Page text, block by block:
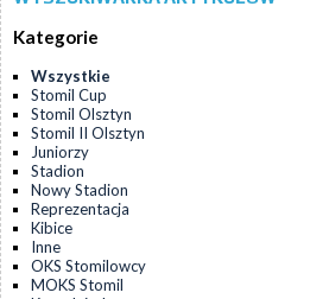
Kategorie
Wszystkie
Stomil Cup
Stomil Olsztyn
Stomil II Olsztyn
Juniorzy
Stadion
Nowy Stadion
Reprezentacja
Kibice
Inne
OKS Stomilowcy
MOKS Stomil